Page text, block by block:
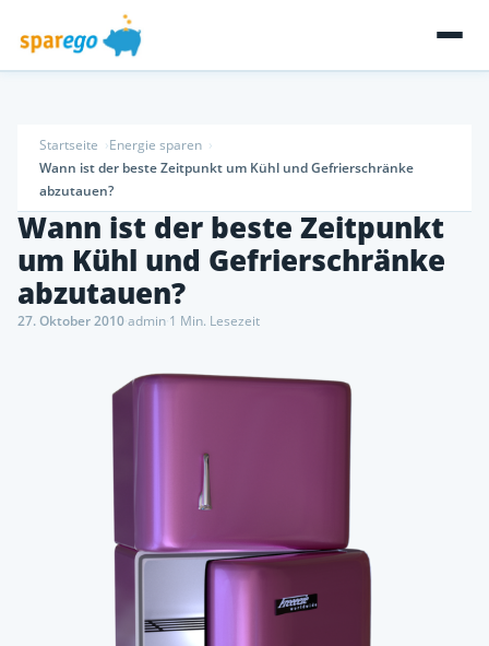
Startseite
Energie sparen
Wann ist der beste Zeitpunkt um Kühl und Gefrierschränke
abzutauen?
Wann ist der beste Zeitpunkt
um Kühl und Gefrierschränke
abzutauen?
27. Oktober 2010·admin·1 Min. Lesezeit